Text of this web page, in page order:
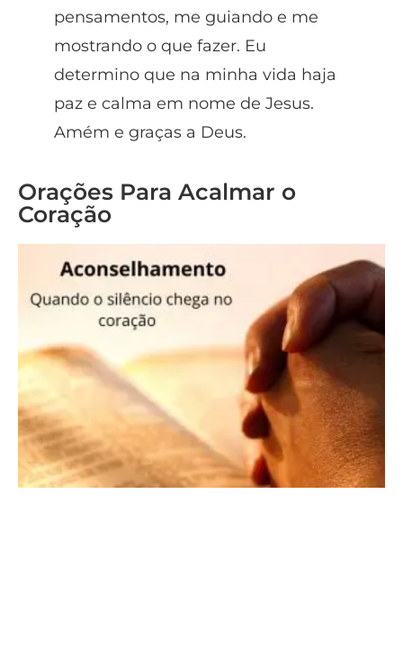
pensamentos, me guiando e me
mostrando o que fazer. Eu
determino que na minha vida haja
paz e calma em nome de Jesus.
Amém e graças a Deus.
Orações Para Acalmar o
Coração